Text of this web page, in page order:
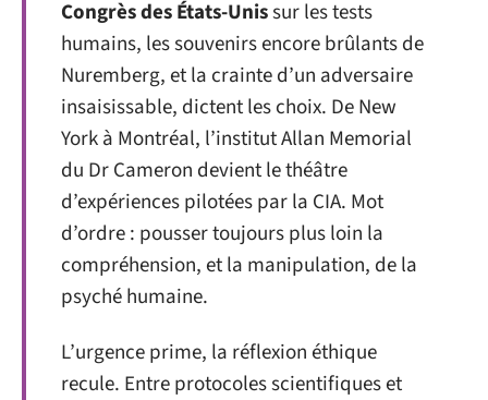
Congrès des États-Unissur les tests
humains, les souvenirs encore brûlants de
Nuremberg, et la crainte d’un adversaire
insaisissable, dictent les choix. De New
York à Montréal, l’institut Allan Memorial
du Dr Cameron devient le théâtre
d’expériences pilotées par la CIA. Mot
d’ordre : pousser toujours plus loin la
compréhension, et la manipulation, de la
psyché humaine.
L’urgence prime, la réflexion éthique
recule. Entre protocoles scientifiques et